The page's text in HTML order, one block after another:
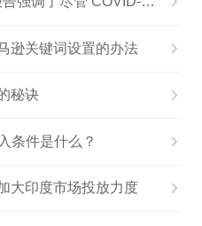
逊关键词设置的办法
秘诀
条件是什么？
大印度市场投放力度